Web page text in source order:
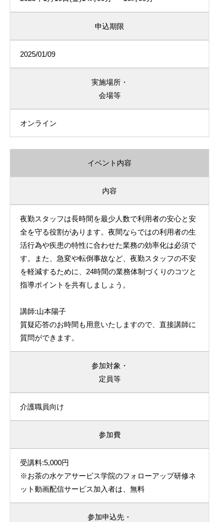
申込期限
2025/01/09
実施場所・
会場等
オンライン
イベント内容
内容
夜勤スタッフは長時間を最少人数で利用者の安心と安
全を守る役割があります。夜間ならではの利用者の生
活行為や疾患の特性に合わせた業務の効率化は必須で
す。また、急変や転倒事故など、夜勤スタッフの不安
を軽減するために、24時間の業務体制づくりのコツと
指導ポイントを共有しましょう。
講師:山本陽子
質疑応答のお時間も用意いたしますので、直接講師に
質問ができます。
参加対象・
定員等
介護職員向け
参加費
受講料:5,000円
※お茶の水ケアサービス学院のフォローアップ研修ネ
ット動画配信サービス加入者は、無料
参加申込先・